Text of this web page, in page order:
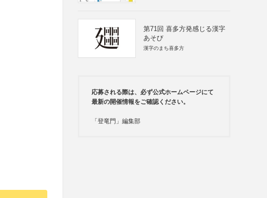
第71回 喜多方発感じる漢字
あそび
漢字のまち喜多方
応募される際は、必ず公式ホームページにて
最新の開催情報をご確認ください。
「登竜門」編集部